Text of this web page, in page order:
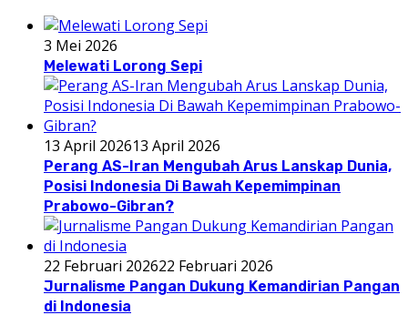
3 Mei 2026
Melewati Lorong Sepi
13 April 202613 April 2026
Perang AS-Iran Mengubah Arus Lanskap Dunia,
Posisi Indonesia Di Bawah Kepemimpinan
Prabowo-Gibran?
22 Februari 202622 Februari 2026
Jurnalisme Pangan Dukung Kemandirian Pangan
di Indonesia